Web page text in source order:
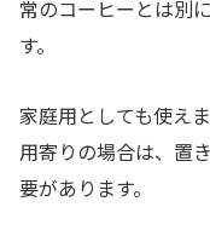
常のコーヒーとは別
す。
家庭用としても使え
用寄りの場合は、置
要があります。